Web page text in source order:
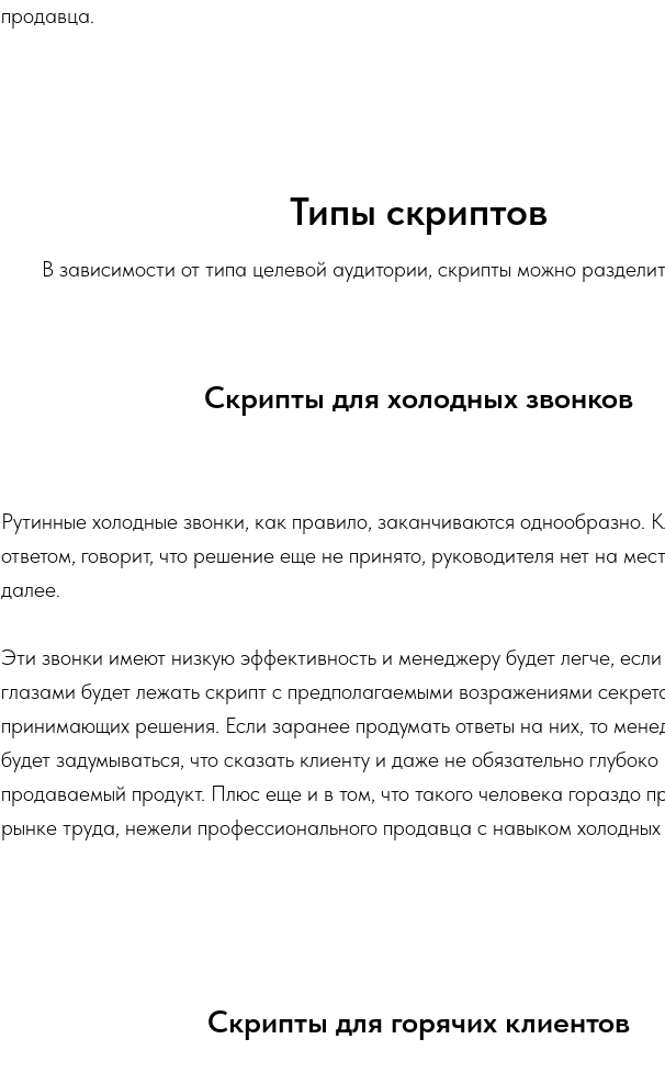
продавца.
Типы скриптов
В зависимости от типа целевой аудитории, скрипты можно
Скрипты для холодных звонков
Рутинные холодные звонки, как правило, заканчиваются однообразно.
ответом, говорит, что решение еще не принято, руководителя нет на
далее.
Эти звонки имеют низкую эффективность и менеджеру будет легче,
глазами будет лежать скрипт с предполагаемыми возражениями
принимающих решения. Если заранее продумать ответы на них, то
будет задумываться, что сказать клиенту и даже не обязательно глубоко
продаваемый продукт. Плюс еще и в том, что такого человека гораздо
рынке труда, нежели профессионального продавца с навыком холодных
Скрипты для горячих клиентов